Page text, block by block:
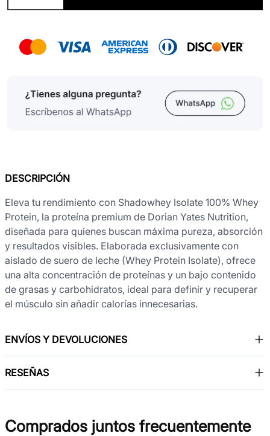
DESCRIPCIÓN
Eleva tu rendimiento con Shadowhey Isolate 100% Whey
Protein, la proteína premium de Dorian Yates Nutrition,
diseñada para quienes buscan máxima pureza, absorción
y resultados visibles. Elaborada exclusivamente con
aislado de suero de leche (Whey Protein Isolate), ofrece
una alta concentración de proteínas y un bajo contenido
de grasas y carbohidratos, ideal para definir y recuperar
el músculo sin añadir calorías innecesarias.
ENVÍOS Y DEVOLUCIONES
RESEÑAS
Comprados juntos frecuentemente